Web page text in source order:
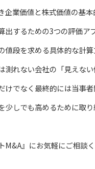
企業価値と株式価値の基
出するための3つの評価ア
値段を求める具体的な計
測れない会社の「見えな
けでなく最終的には当事
少しでも高めるために取
M&A』にお気軽にご相談